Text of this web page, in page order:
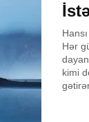
Hər
kimi